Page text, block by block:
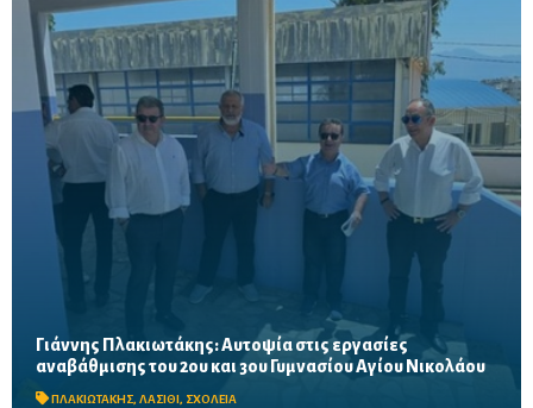
Γιάννης Πλακιωτάκης: Αυτοψία στις εργασίες
αναβάθμισης του 2ου και 3ου Γυμνασίου Αγίου Νικολάου
ΠΛΑΚΙΩΤΑΚΗΣ, ΛΑΣΙΘΙ, ΣΧΟΛΕΙΑ
Οι παρεμβάσεις του προγράμματος «Μαριέττα Γιαννάκου»
αναμένεται να ολοκληρωθούν πριν από τη νέα σχολική χρονιά –
Προβλέπονται ανακαινίσεις αιθουσών, αύλειων και...